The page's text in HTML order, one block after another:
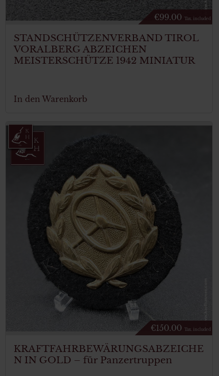
€99.00 Tax. included
STANDSCHÜTZENVERBAND TIROL
VORALBERG ABZEICHEN
MEISTERSCHÜTZE 1942 MINIATUR
In den Warenkorb
€150.00 Tax. included
KRAFTFAHRBEWÄRUNGSABZEICHE
N IN GOLD – für Panzertruppen